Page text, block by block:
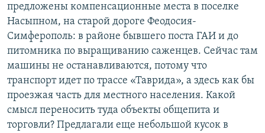
предложены компенсационные места в поселке
Насыпном, на старой дороге Феодосия-
Симферополь: в районе бывшего поста ГАИ и до
питомника по выращиванию саженцев. Сейчас там
машины не останавливаются, потому что
транспорт идет по трассе «Таврида», а здесь как бы
проезжая часть для местного населения. Какой
смысл переносить туда объекты общепита и
торговли? Предлагали еще небольшой кусок в